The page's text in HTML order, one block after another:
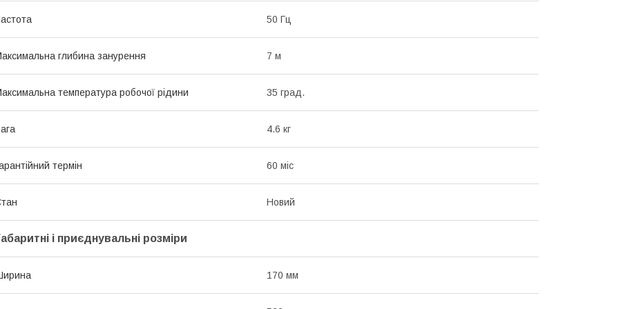
50 Гц
глибина занурення 7 м
температура робочої рідини 35 град.
4.6 кг
термін 60 міс
Новий
і приєднувальні розміри
170 мм